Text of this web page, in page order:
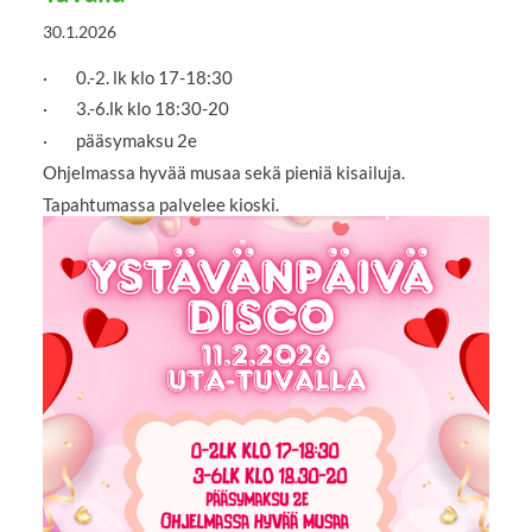
30.1.2026
· 0.-2. lk klo 17-18:30
· 3.-6.lk klo 18:30-20
· pääsymaksu 2e
Ohjelmassa hyvää musaa sekä pieniä kisailuja.
Tapahtumassa palvelee kioski.